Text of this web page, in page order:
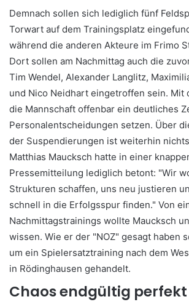
Demnach sollen sich lediglich fünf
Torwart auf dem Trainingsplatz
während die anderen Akteure im Frimo
Dort sollen am Nachmittag auch die
Tim Wendel, Alexander Langlitz,
und Nico Neidhart eingetroffen sein. Mit
die Mannschaft offenbar ein deutliches
Personalentscheidungen setzen. Über
der Suspendierungen ist weiterhin
Matthias Maucksch hatte in einer
Pressemitteilung lediglich betont: "Wir
Strukturen schaffen, uns neu justieren
schnell in die Erfolgsspur finden." Von
Nachmittagstrainings wollte Maucksch
wissen. Wie er der "NOZ" gesagt haben
um ein Spielersatztraining nach dem
in Rödinghausen gehandelt.
Chaos endgültig perfekt